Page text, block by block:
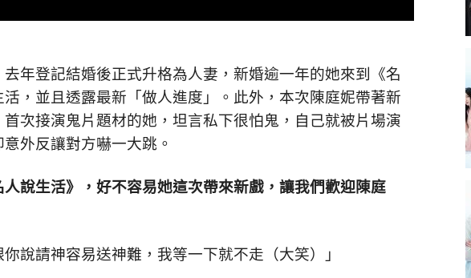
年登記結婚後正式升格為人妻，新婚逾一年的她來到
《名
，並且透露最新「做人進度」。此外，本次陳庭妮帶著新
次接演鬼片題材的她，坦言私下很怕鬼，自己就被片場演
外反讓對方嚇一大跳。
說生活》，好不容易她這次帶來新戲，讓我們歡迎陳庭
說請神容易送神難，我等一下就不走（大笑）」